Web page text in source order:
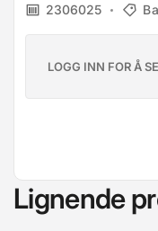
2306025
LOGG INN FOR Å
Lignende